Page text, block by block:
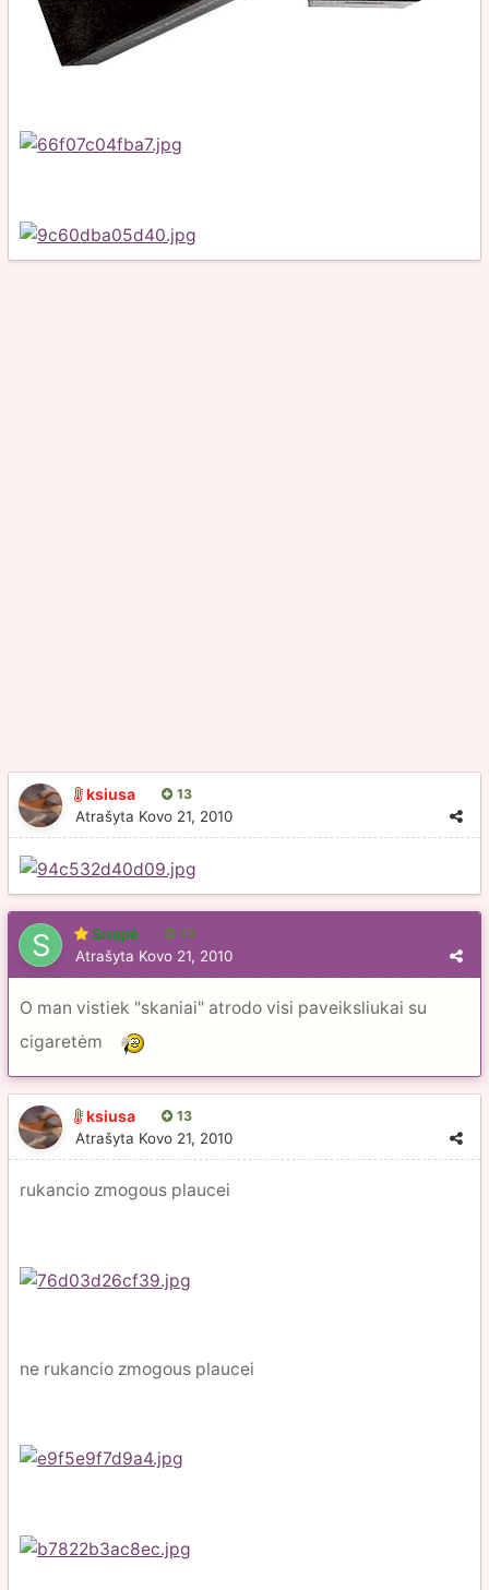
ksiusa 13
Atrašyta Kovo 21, 2010
Snapė 13
Atrašyta Kovo 21, 2010
O man vistiek "skaniai" atrodo visi paveiksliukai su
cigaretėm
ksiusa 13
Atrašyta Kovo 21, 2010
rukancio zmogous plaucei
ne rukancio zmogous plaucei